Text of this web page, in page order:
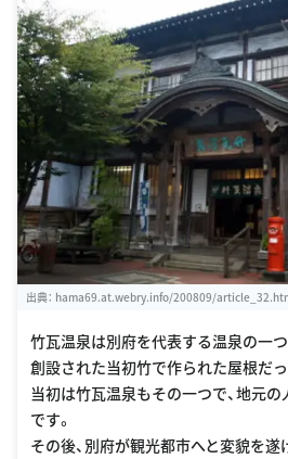
出典： hama69.at.webry.info/200809/
竹瓦温泉は別府を代表する温泉の一つ
創設された当初竹で作られた屋根だっ
当初は竹瓦温泉もその一つで、地元
です。
その後、別府が観光都市へと変貌を